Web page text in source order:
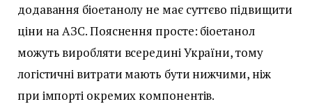
додавання біоетанолу не має суттєво підвищити
ціни на АЗС. Пояснення просте: біоетанол
можуть виробляти всередині України, тому
логістичні витрати мають бути нижчими, ніж
при імпорті окремих компонентів.